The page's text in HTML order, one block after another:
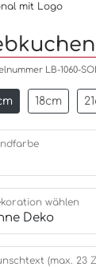
mit Logo
LB-1060-
18cm
wählen
(max. 23